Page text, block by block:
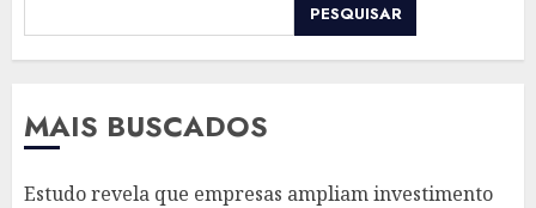
PESQUISAR
MAIS BUSCADOS
Estudo revela que empresas ampliam investimento